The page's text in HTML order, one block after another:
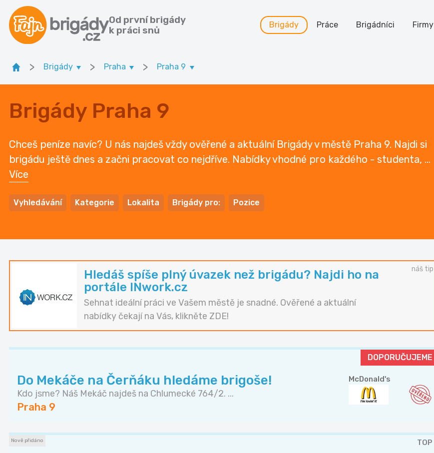
Od první brigády
k práci snů
Brigády Práce Brigádníci Firmy
> Brigády > Praha > Praha 9
Brigády Praha 9
Chceš peníze navíc? U nás najdeš vždy ověřené a aktuální Brigády v městě Praha 9. Najdi si
brigádu ještě dnes a začni pracovat co nejdříve. Nabídky vhodné pro každého - studenta, ...
Více
Vyhledávání Kategorie Lokalita Brigády pro: Pozice
Hledáš spíše plný úvazek než brigádu? Najdi ho na
portále INwork.cz
Sehnat ideální práci ve Vašem městě je snadné. Ověřené a aktuální
nabídky čekají na Vás, klikněte ZDE!
náš tip
DOPORUČUJEME
Do Mekáče na Čerňáku hledáme brigoše!
Kdo jsme? Náš Mekáč najdeš na Chlumecké 764/2. ...
Praha 9
McDonald's
Nově přidáno TOP